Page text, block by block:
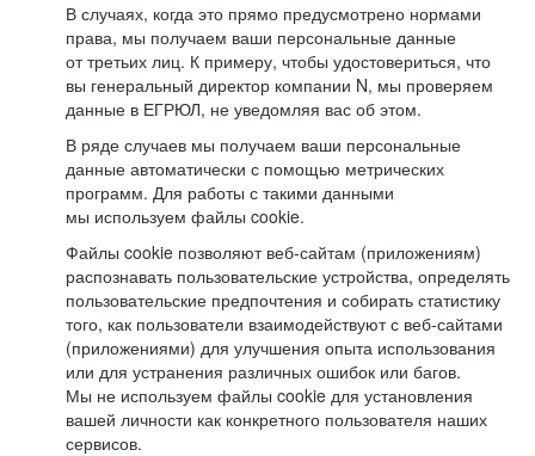
В случаях, когда это прямо предусмотрено нормами
права, мы получаем ваши персональные данные
от третьих лиц. К примеру, чтобы удостовериться, что
вы генеральный директор компании N, мы проверяем
данные в ЕГРЮЛ, не уведомляя вас об этом.
В ряде случаев мы получаем ваши персональные
данные автоматически с помощью метрических
программ. Для работы с такими данными
мы используем файлы cookie.
Файлы cookie позволяют веб-сайтам (приложениям)
распознавать пользовательские устройства, определять
пользовательские предпочтения и собирать статистику
того, как пользователи взаимодействуют с веб-сайтами
(приложениями) для улучшения опыта использования
или для устранения различных ошибок или багов.
Мы не используем файлы cookie для установления
вашей личности как конкретного пользователя наших
сервисов.